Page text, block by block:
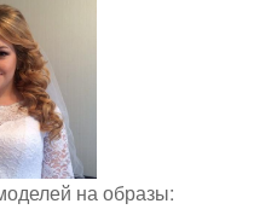
на образы: